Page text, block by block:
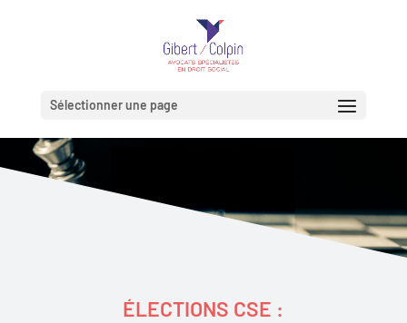
Sélectionner une page
ÉLECTIONS CSE :